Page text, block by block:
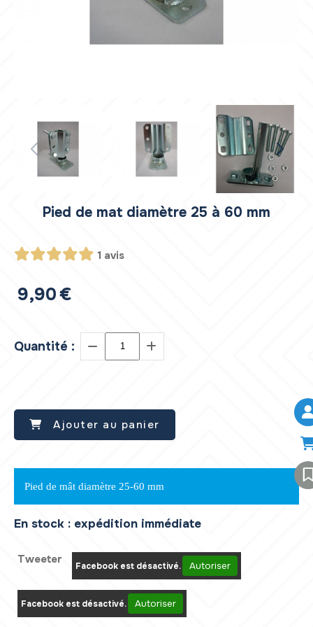
Pied de mat diamètre 25 à 60 mm
1 avis
9,90€
Quantité :
Ajouter au panier
Pied de mât diamètre 25-60 mm
En stock : expédition immédiate
Tweeter Facebook est désactivé. Autoriser
Facebook est désactivé. Autoriser